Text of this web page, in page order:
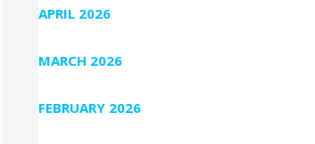
APRIL 2026
MARCH 2026
FEBRUARY 2026